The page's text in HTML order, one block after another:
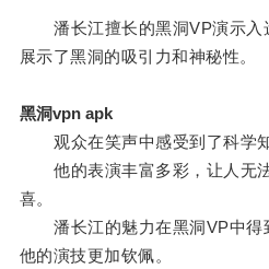
潘长江擅长的黑洞VP演示入
展示了黑洞的吸引力和神秘性。
黑洞vpn apk
观众在笑声中感受到了科学知
他的表演丰富多彩，让人无
喜。
潘长江的魅力在黑洞VP中得
他的演技更加钦佩。